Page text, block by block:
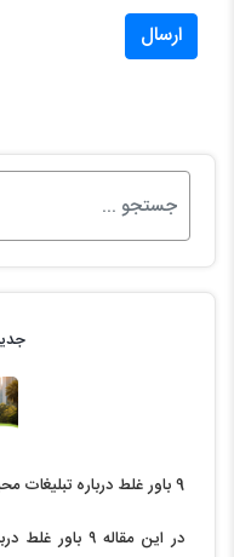
ارسال
9 باور غلط درباره تبلیغات محیطی
در این مقاله